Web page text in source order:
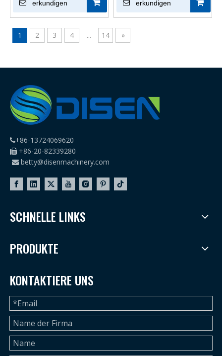
Computerstickmaschine für
die Modeindustrie
erkundigen
Heißfixiermaschine für
Textilbekleidung
erkundigen
1 2 3 4 ... 14 »
+86-13724069620
 +86-20-82339280
 betty@disenmachinery.com
SCHNELLE LINKS
PRODUKTE
KONTAKTIERE UNS